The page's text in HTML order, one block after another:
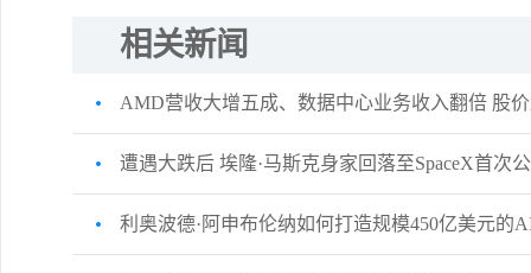
相关新闻
AMD营收大增五成、数据中心业务收入翻倍 股
遭遇大跌后 埃隆·马斯克身家回落至SpaceX首次
利奥波德·阿申布伦纳如何打造规模450亿美元的